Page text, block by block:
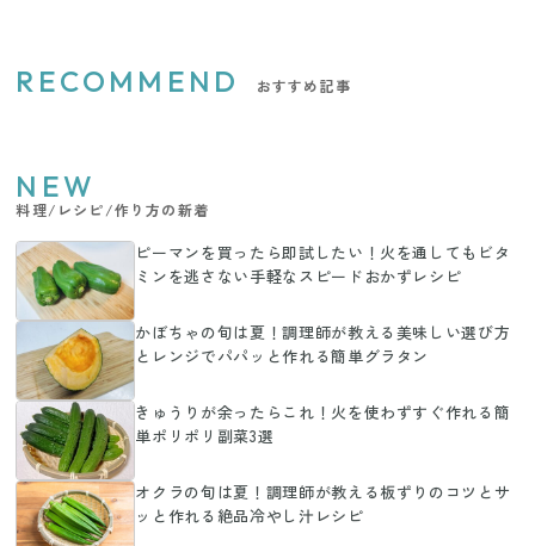
RECOMMEND おすすめ記事
NEW
料理/レシピ/作り方の新着
ピーマンを買ったら即試したい！火を通してもビタ
ミンを逃さない手軽なスピードおかずレシピ
かぼちゃの旬は夏！調理師が教える美味しい選び方
とレンジでパパッと作れる簡単グラタン
きゅうりが余ったらこれ！火を使わずすぐ作れる簡
単ポリポリ副菜3選
オクラの旬は夏！調理師が教える板ずりのコツとサ
ッと作れる絶品冷やし汁レシピ